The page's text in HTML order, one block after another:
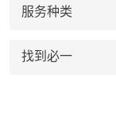
服务种类
找到必一